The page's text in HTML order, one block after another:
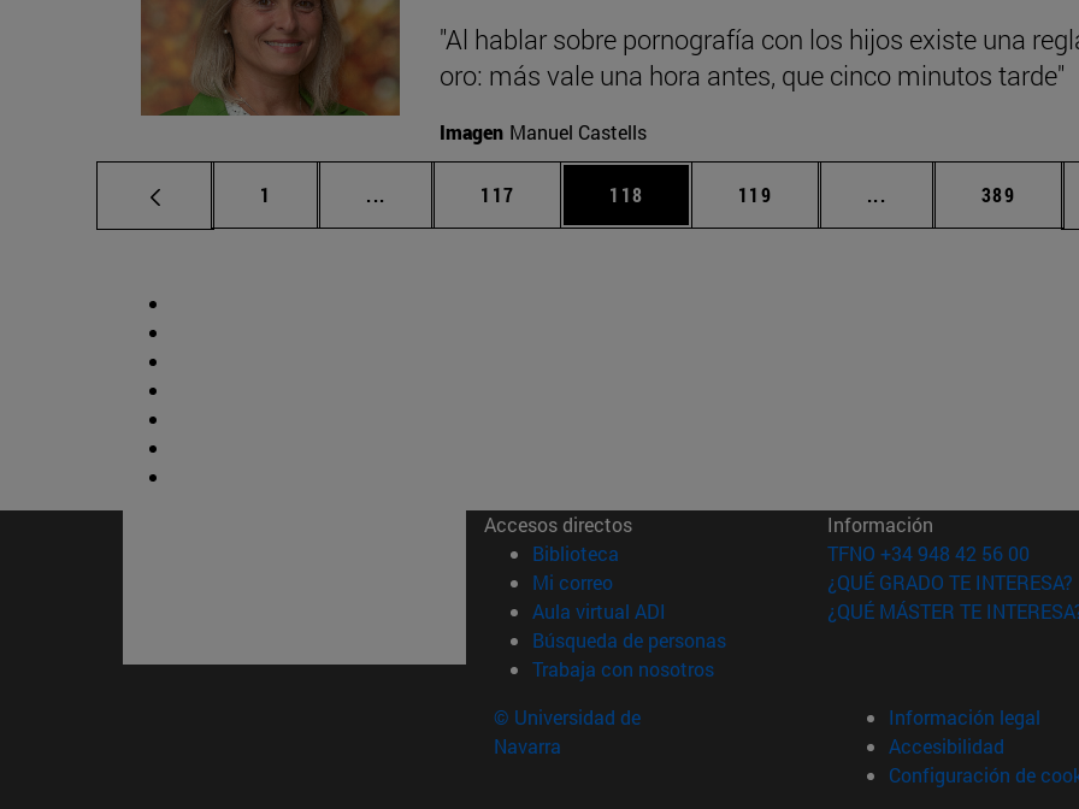
"Al hablar sobre pornografía con los hijos existe una
oro: más vale una hora antes, que cinco minutos tarde"
Imagen Manuel Castells
Página
1 ... Páginas intermedias Use TAB para desplazarse.
Página
117 Página
118 Página
119 ... Páginas intermedias
Página
389
Accesos directos
Biblioteca (abre en nueva ventana)
Mi correo(abre en nueva ventana)
Aula virtual ADI (abre en nueva ventana)
Búsqueda de personas(abre en nueva ventana)
Trabaja con nosotros(abre en nueva ventana)
Información
TFNO +34 948 42 56 00
¿QUÉ GRADO TE INTERESA?
¿QUÉ MÁSTER TE
© Universidad de
Navarra
Información legal
Accesibilidad
Configuración de